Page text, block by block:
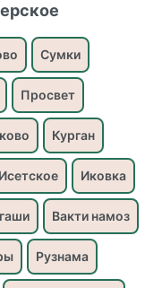
Сумки
Просвет
Курган
Исетское Иковка
Вакти намоз
Рузнама